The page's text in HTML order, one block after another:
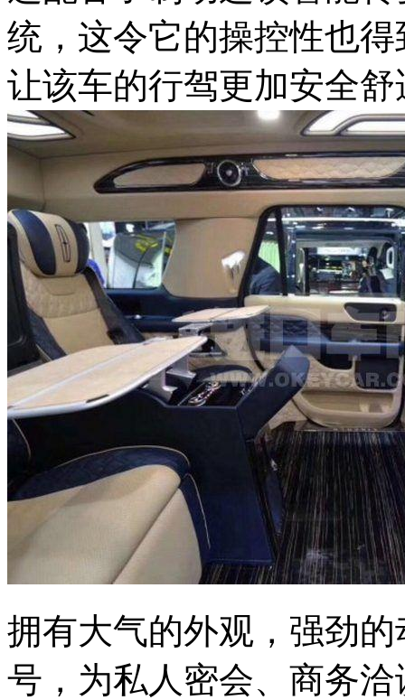
统，这令它的操控性也
让该车的行驾更加安全舒
拥有大气的外观，强劲
号，为私人密会、商务